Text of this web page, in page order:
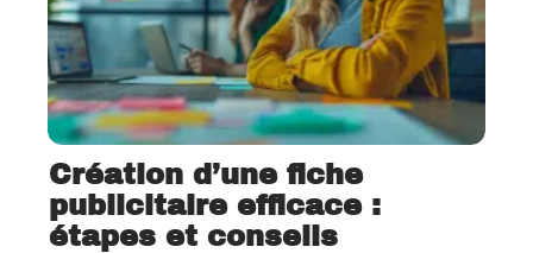
Création d’une fiche
publicitaire efficace :
étapes et conseils